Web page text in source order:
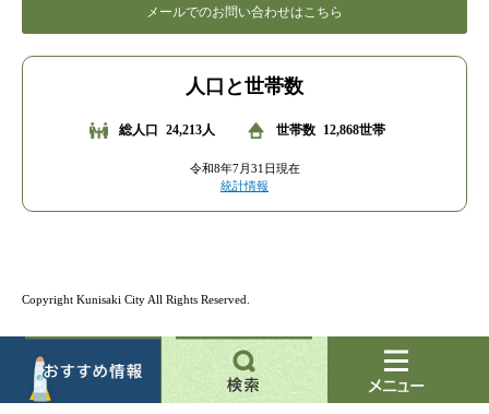
メールでのお問い合わせはこちら
人口と世帯数
総人口 24,213人 世帯数 12,868世帯
令和8年7月31日現在
統計情報
Copyright Kunisaki City All Rights Reserved.